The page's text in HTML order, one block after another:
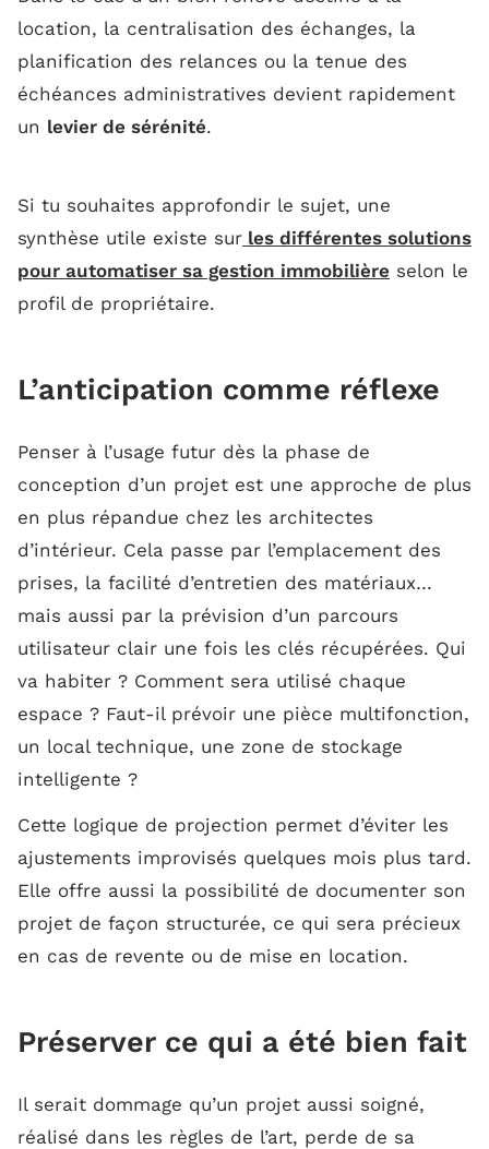
location, la centralisation des échanges, la
planification des relances ou la tenue des
échéances administratives devient rapidement
un levier de sérénité.
Si tu souhaites approfondir le sujet, une
synthèse utile existe sur les différentes solutions
pour automatiser sa gestion immobilière selon le
profil de propriétaire.
L’anticipation comme réflexe
Penser à l’usage futur dès la phase de
conception d’un projet est une approche de plus
en plus répandue chez les architectes
d’intérieur. Cela passe par l’emplacement des
prises, la facilité d’entretien des matériaux…
mais aussi par la prévision d’un parcours
utilisateur clair une fois les clés récupérées. Qui
va habiter ? Comment sera utilisé chaque
espace ? Faut-il prévoir une pièce multifonction,
un local technique, une zone de stockage
intelligente ?
Cette logique de projection permet d’éviter les
ajustements improvisés quelques mois plus tard.
Elle offre aussi la possibilité de documenter son
projet de façon structurée, ce qui sera précieux
en cas de revente ou de mise en location.
Préserver ce qui a été bien fait
Il serait dommage qu’un projet aussi soigné,
réalisé dans les règles de l’art, perde de sa